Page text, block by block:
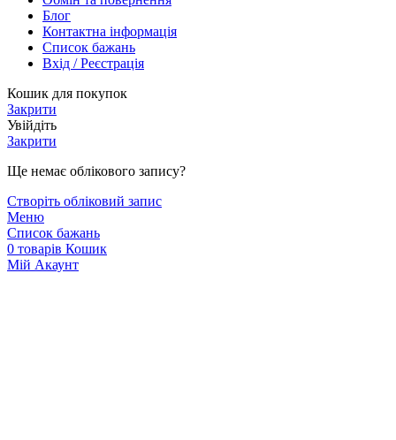
Блог
Контактна інформація
Список бажань
Вхід / Реєстрація
Кошик для покупок
Закрити
Увійдіть
Закрити
Ще немає облікового запису?
Створіть обліковий запис
Меню
Список бажань
0 товарів Кошик
Мій Акаунт